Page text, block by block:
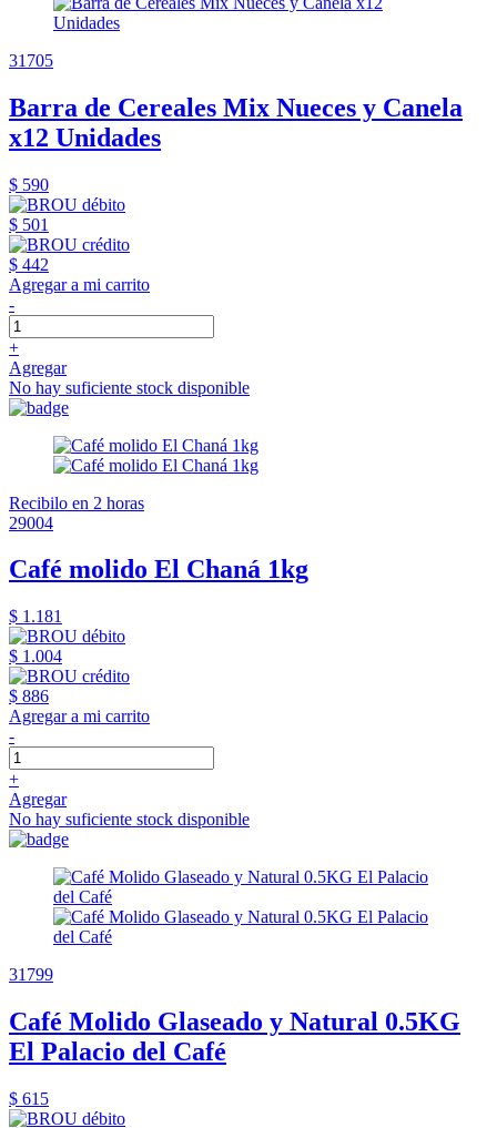
31705
Barra de Cereales Mix Nueces y Canela
x12 Unidades
$ 590
$ 501
$ 442
Agregar a mi carrito
-
+
Agregar
No hay suficiente stock disponible
Recibilo en 2 horas
29004
Café molido El Chaná 1kg
$ 1.181
$ 1.004
$ 886
Agregar a mi carrito
-
+
Agregar
No hay suficiente stock disponible
31799
Café Molido Glaseado y Natural 0.5KG
El Palacio del Café
$ 615